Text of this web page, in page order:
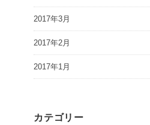
2017年3月
2017年2月
2017年1月
カテゴリー